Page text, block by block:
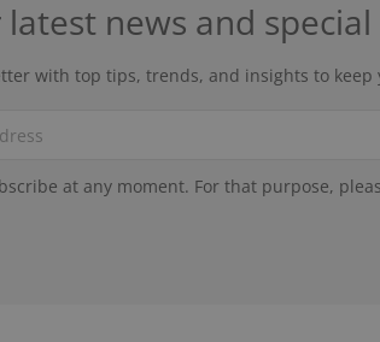
news and special
with top tips, trends, and insights to
at any moment. For that purpose,